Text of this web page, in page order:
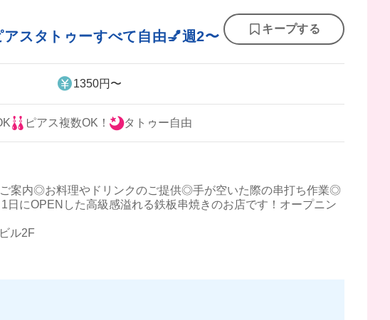
スタトゥーすべて自由💅週2〜
キープする
1350円〜
ピアス複数OK！ タトゥー自由
案内◎お料理やドリンクのご提供◎手が空いた際の串打ち作業◎
日にOPENした高級感溢れる鉄板串焼きのお店です！オープニン
ル2F